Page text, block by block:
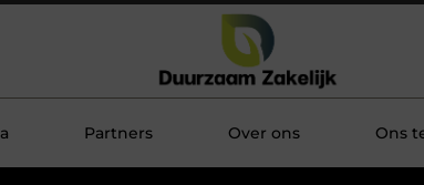
Partners Over ons Ons